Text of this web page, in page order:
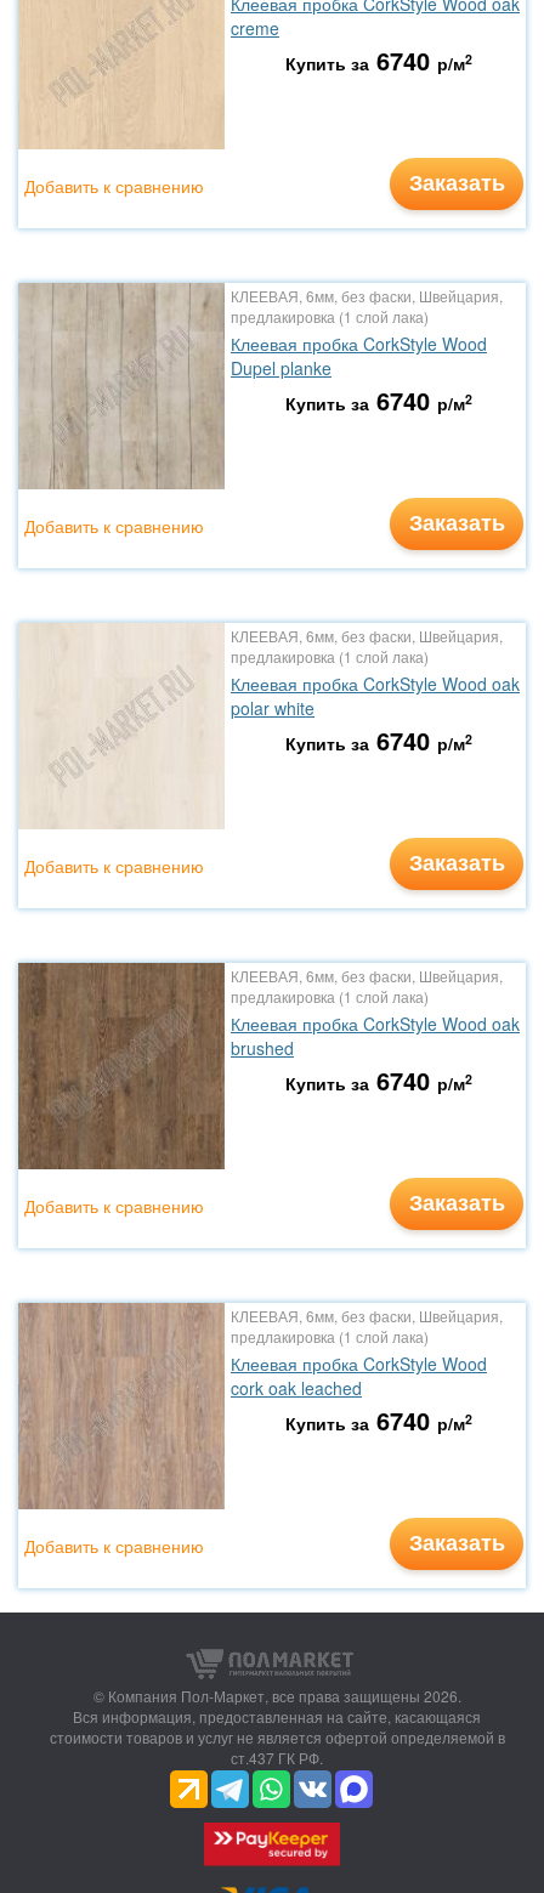
creme
Купить за 6740 р/м2
Заказать
Добавить к сравнению
КЛЕЕВАЯ, 6мм, без фаски, Швейцария,
предлакировка (1 слой лака)
Клеевая пробка CorkStyle Wood
Dupel planke
Купить за 6740 р/м2
Заказать
Добавить к сравнению
КЛЕЕВАЯ, 6мм, без фаски, Швейцария,
предлакировка (1 слой лака)
Клеевая пробка CorkStyle Wood oak
polar white
Купить за 6740 р/м2
Заказать
Добавить к сравнению
КЛЕЕВАЯ, 6мм, без фаски, Швейцария,
предлакировка (1 слой лака)
Клеевая пробка CorkStyle Wood oak
brushed
Купить за 6740 р/м2
Заказать
Добавить к сравнению
КЛЕЕВАЯ, 6мм, без фаски, Швейцария,
предлакировка (1 слой лака)
Клеевая пробка CorkStyle Wood
cork oak leached
Купить за 6740 р/м2
Заказать
Добавить к сравнению
© Компания Пол-Маркет, все права защищены 2026.
Вся информация, предоставленная на сайте, касающаяся
стоимости товаров и услуг не является офертой определяемой в
ст.437 ГК РФ.